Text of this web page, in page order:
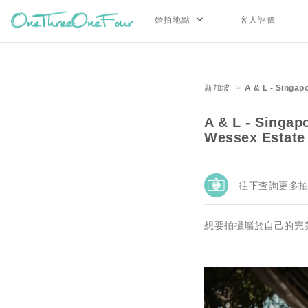
婚拍地點 客人評價
新加坡 A & L -
A & L -
Wessex Estate
往下查詢更多
想要拍攝屬於自己的